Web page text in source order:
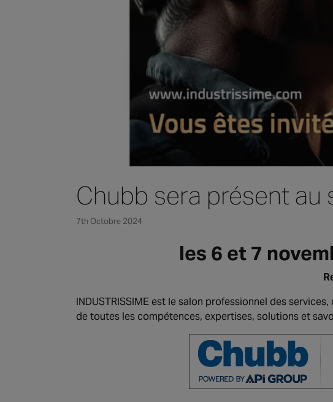
Chubb sera présent au
7th Octobre 2024
les 6 et 7
INDUSTRISSIME est le salon professionnel des
de toutes les compétences, expertises, solutions et